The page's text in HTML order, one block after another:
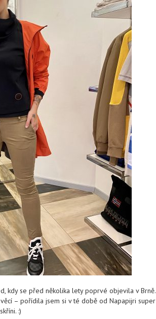
kdy se před několika lety poprvé objevila v Brně.
– pořídila jsem si v té době od Napapijri super
:)